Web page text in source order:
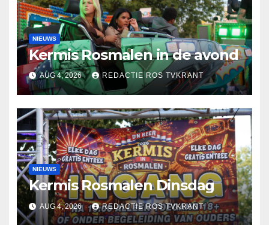
NIEUWS
Kermis Rosmalen in de avond
AUG 4, 2026 REDACTIE ROS TVKRANT
NIEUWS
Kermis Rosmalen Dinsdag
AUG 4, 2026 REDACTIE ROS TVKRANT